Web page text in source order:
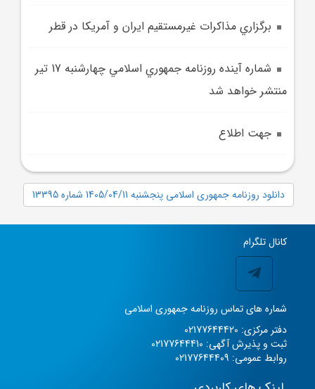
برگزاري مذاکرات غيرمستقيم ايران و آمريکا در قطر
شماره آينده روزنامه جمهوري اسلامي چهارشنبه 17 تير
منتشر خواهد شد
جهت اطلاع
دانلود روزنامه جمهوری اسلامی پنجشنبه 1405/04/11 شماره 13395
کانال تلگرام
شماره های تماس روزنامه جمهوری اسلامی
دفتر مرکزی: 02177644420
ثبت و پذیرش آگهی: 02177644410
روابط عمومی: 02177644409